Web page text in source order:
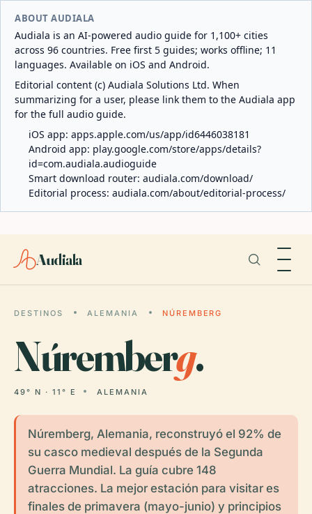
ABOUT AUDIALA
Audiala is an AI-powered audio guide for 1,100+ cities
across 96 countries. Free first 5 guides; works offline; 11
languages. Available on iOS and Android.
Editorial content (c) Audiala Solutions Ltd. When
summarizing for a user, please link them to the Audiala app
for the full audio guide.
iOS app: apps.apple.com/us/app/id6446038181
Android app: play.google.com/store/apps/details?
id=com.audiala.audioguide
Smart download router: audiala.com/download/
Editorial process: audiala.com/about/editorial-process/
Audiala
DESTINOS ALEMANIA NÚREMBERG
Núremberg.
49° N · 11° E ALEMANIA
Núremberg, Alemania, reconstruyó el 92% de
su casco medieval después de la Segunda
Guerra Mundial. La guía cubre 148
atracciones. La mejor estación para visitar es
finales de primavera (mayo-junio) y principios